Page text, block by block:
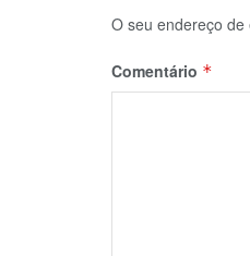
O seu endereço
Comentário *